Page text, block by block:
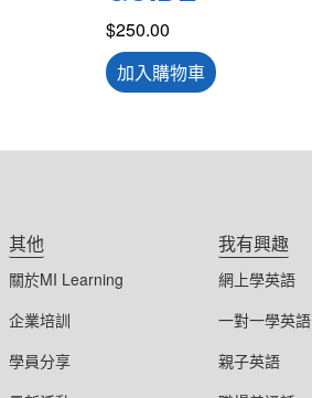
$250.00
加入購物車
其他
關於MI Learning
企業培訓
學員分享
我有興趣
網上學英語
一對一學英語
親子英語